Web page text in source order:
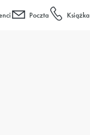
Poczta Książka